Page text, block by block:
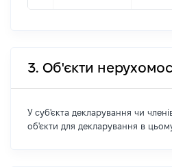
3. Об'єкти
У суб'єкта декларування чи членів
об'єкти для декларування в цьому